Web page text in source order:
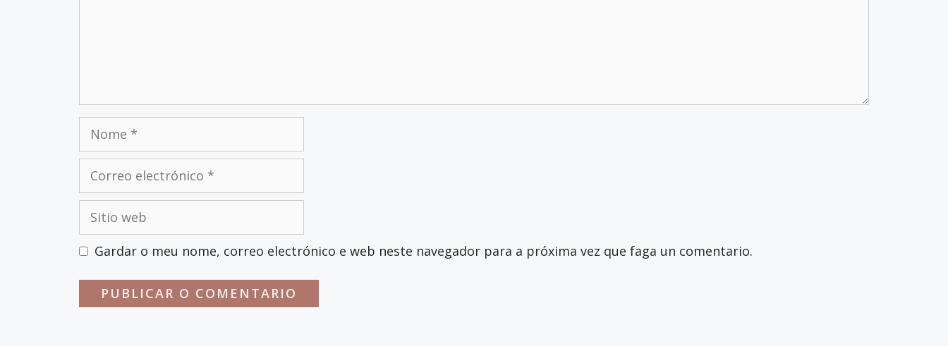
Gardar o meu nome, correo electrónico e web neste navegador para a próxima vez que faga un comentario.